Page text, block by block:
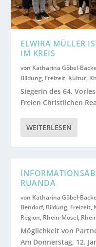
ELWIRA MÜLLER
IM KREIS
von Katharina Göbel-
Bildung, Freizeit, Kultur,
Siegerin des 64.
Freien Christlichen
WEITERLESEN
RUANDA
von Katharina Göbel-
Bendorf, Bildung, Freizeit,
Region, Rhein-Mosel,
Möglichkeit von
Am Donnerstag, 12.